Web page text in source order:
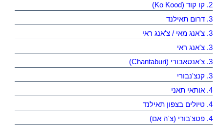
2. קו קוד (Ko Kood)
3. דרום תאילנד
3. צ'אנג מאי / צ'אנג ראי
3. צ'אנג ראי
3. צ'אנטאבורי (Chantaburi)
3. קנצ'נבורי
4. אותאי תאני
4. טיולים בצפון תאילנד
4. פטצ'בורי (צ'ה אם)